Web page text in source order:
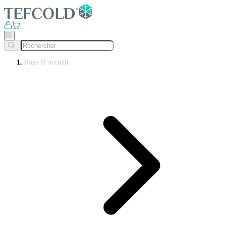
Page D'accueil